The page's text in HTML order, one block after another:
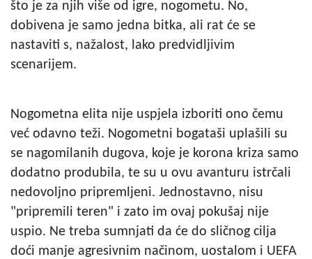
što je za njih više od igre, nogometu. No,
dobivena je samo jedna bitka, ali rat će se
nastaviti s, nažalost, lako predvidljivim
scenarijem.
Nogometna elita nije uspjela izboriti ono čemu
već odavno teži. Nogometni bogataši uplašili su
se nagomilanih dugova, koje je korona kriza samo
dodatno produbila, te su u ovu avanturu istrčali
nedovoljno pripremljeni. Jednostavno, nisu
"pripremili teren" i zato im ovaj pokušaj nije
uspio. Ne treba sumnjati da će do sličnog cilja
doći manje agresivnim načinom, uostalom i UEFA